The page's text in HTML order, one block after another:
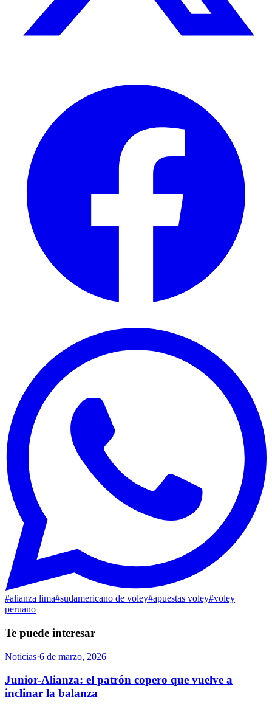
#alianza lima#sudamericano de voley#apuestas voley#voley
peruano
Te puede interesar
Noticias·6 de marzo, 2026
Junior-Alianza: el patrón copero que vuelve a
inclinar la balanza